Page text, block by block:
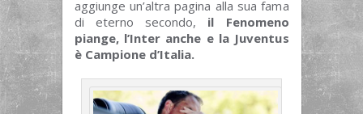
aggiunge un’altra pagina alla sua fama
di eterno secondo, il Fenomeno
piange, l’Inter anche e la Juventus
è Campione d’Italia.